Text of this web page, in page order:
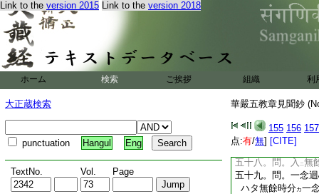
Link to the version 2015 Link to the version 2018
ホーム 検索 ご挨拶 組織 利
大正蔵検索
punctuation Hangul Eng
TextNo. Vol. Page
華嚴五教章見聞鈔
155 156 157
点:有/無] [CITE]
皆無 迴心
五十三。問。法相
情非情中。是何所
五十四。問。章云
五十五。問。章云
根機一然以二聲聞 一爲
於獨覺
五十七。問。章云
相宗學者。如何得
五十八。問。入 二無
五十九。問。一念
ハタ無餘時分カ一